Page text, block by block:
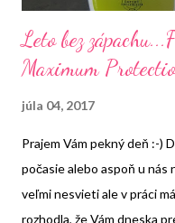
Leto bez
Maximum
júla 04, 2017
Prajem Vám pekný deň :-)
počasie alebo aspoň u nás
veľmi nesvieti ale v práci
rozhodla, že Vám dneska